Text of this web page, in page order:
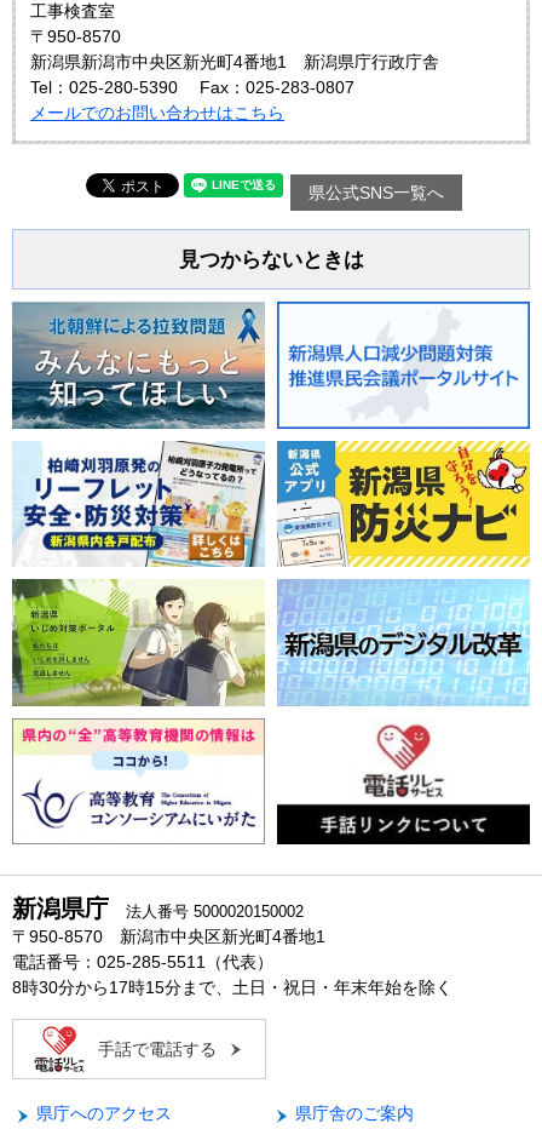
工事検査室
〒950-8570
新潟県新潟市中央区新光町4番地1 新潟県庁行政庁舎
Tel：025-280-5390
Fax：025-283-0807
メールでのお問い合わせはこちら
県公式SNS一覧へ
見つからないときは
新潟県庁 法人番号 5000020150002
〒950-8570 新潟市中央区新光町4番地1
電話番号：025-285-5511（代表）
8時30分から17時15分まで、土日・祝日・年末年始を除く
手話で電話する
県庁へのアクセス 県庁舎のご案内